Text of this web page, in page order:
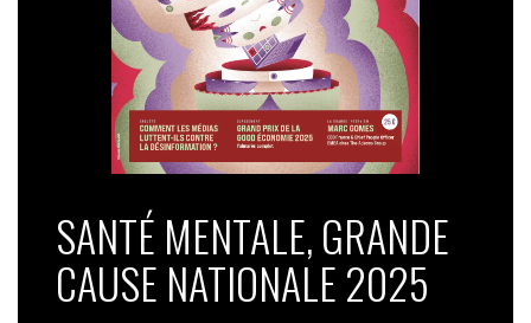
SANTÉ MENTALE, GRANDE
CAUSE NATIONALE 2025